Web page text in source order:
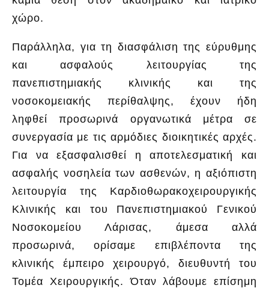
χώρο.
Παράλληλα, για τη διασφάλιση της εύρυθμης
και ασφαλούς λειτουργίας της
πανεπιστημιακής κλινικής και της
νοσοκομειακής περίθαλψης, έχουν ήδη
ληφθεί προσωρινά οργανωτικά μέτρα σε
συνεργασία με τις αρμόδιες διοικητικές αρχές.
Για να εξασφαλισθεί η αποτελεσματική και
ασφαλής νοσηλεία των ασθενών, η αξιόπιστη
λειτουργία της Καρδιοθωρακοχειρουργικής
Κλινικής και του Πανεπιστημιακού Γενικού
Νοσοκομείου Λάρισας, άμεσα αλλά
προσωρινά, ορίσαμε επιβλέποντα της
κλινικής έμπειρο χειρουργό, διευθυντή του
Τομέα Χειρουργικής. Όταν λάβουμε επίσημη